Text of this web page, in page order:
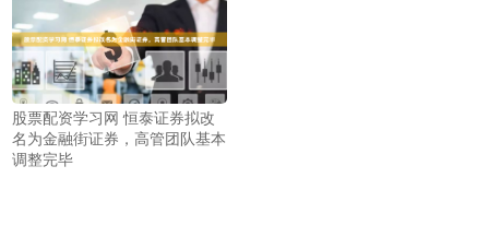
股票配资学习网 恒泰证券拟改
名为金融街证券，高管团队基本
调整完毕